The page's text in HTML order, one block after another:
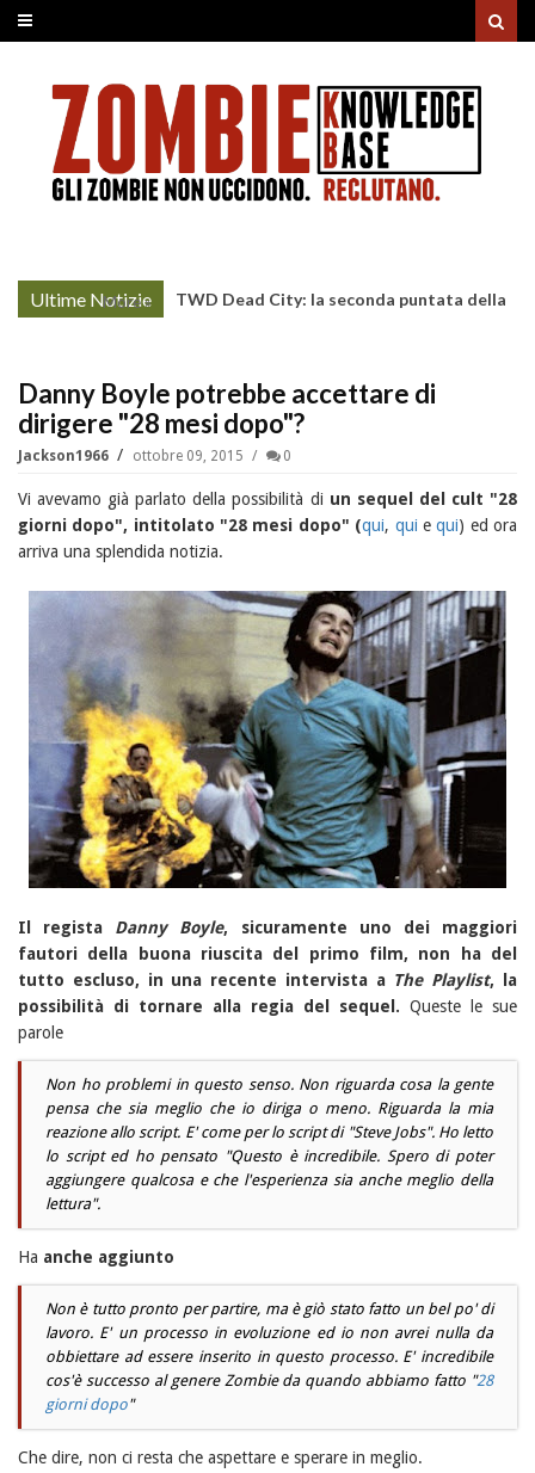
Ultime Notizie
More »
TWD Dead City: la seconda puntata della
Danny Boyle potrebbe accettare di
dirigere "28 mesi dopo"?
Jackson1966 ottobre 09, 2015 0
Vi avevamo già parlato della possibilità di un sequel del cult "28
giorni dopo", intitolato "28 mesi dopo" (qui, qui equi) ed ora
arriva una splendida notizia.
Il regista Danny Boyle, sicuramente uno dei maggiori
fautori della buona riuscita del primo film, non ha del
tutto escluso, in una recente intervista a The Playlist, la
possibilità di tornare alla regia del sequel. Queste le sue
parole
Non ho problemi in questo senso. Non riguarda cosa la gente
pensa che sia meglio che io diriga o meno. Riguarda la mia
reazione allo script. E' come per lo script di "Steve Jobs". Ho letto
lo script ed ho pensato "Questo è incredibile. Spero di poter
aggiungere qualcosa e che l'esperienza sia anche meglio della
lettura".
Ha anche aggiunto
Non è tutto pronto per partire, ma è giò stato fatto un bel po' di
lavoro. E' un processo in evoluzione ed io non avrei nulla da
obbiettare ad essere inserito in questo processo. E' incredibile
cos'è successo al genere Zombie da quando abbiamo fatto "28
giorni dopo"
Che dire, non ci resta che aspettare e sperare in meglio.